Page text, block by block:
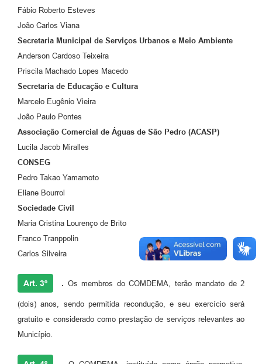
Fábio Roberto Esteves
João Carlos Viana
Secretaria Municipal de Serviços Urbanos e Meio Ambiente
Anderson Cardoso Teixeira
Priscila Machado Lopes Macedo
Secretaria de Educação e Cultura
Marcelo Eugênio Vieira
João Paulo Pontes
Associação Comercial de Águas de São Pedro (ACASP)
Lucila Jacob Miralles
CONSEG
Pedro Takao Yamamoto
Eliane Bourrol
Sociedade Civil
Maria Cristina Lourenço de Brito
Franco Tranppolin
Carlos Silveira
Art. 3º . Os membros do COMDEMA, terão mandato de 2
(dois) anos, sendo permitida recondução, e seu exercício será
gratuito e considerado como prestação de serviços relevantes ao
Município.